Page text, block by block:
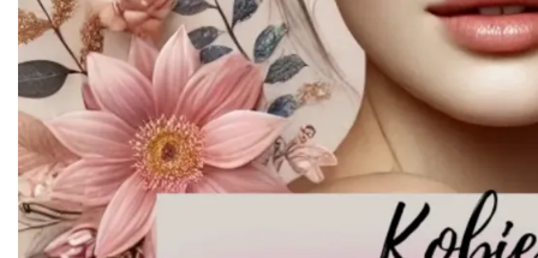
Jak czytać las
Istebna